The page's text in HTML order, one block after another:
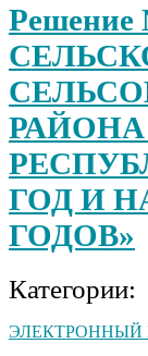
Решение
ГОД И
ГОДОВ»
Категории:
ЭЛЕКТРОННЫЙ